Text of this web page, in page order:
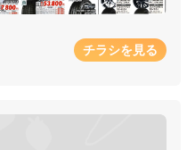
チラシを見る